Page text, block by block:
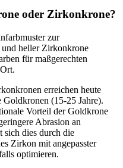
oder Zirkonkrone?
für maßgerechten
erreichen heute
(15-25 Jahre).
Vorteil der Goldkrone
Abrasion an
sich dies durch die
Zirkon mit angepasster
optimieren.